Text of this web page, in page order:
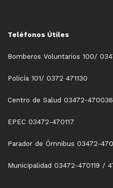
Teléfonos Útiles
Bomberos Voluntarios 100/
Policía 101/ 0372 471130
Centro de Salud 03472-470036
EPEC 03472-470117
Parador de Ómnibus 03472-
Municipalidad 03472-470119 /